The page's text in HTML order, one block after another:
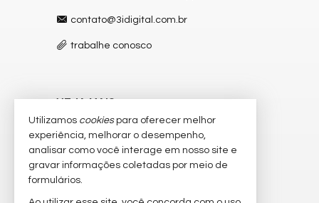
contato@3idigital.com.br
trabalhe conosco
VEJA MAIS
receba nosso newsletter
cadastre seu imóvel
imóveis favoritos
Utilizamos cookiespara oferecer melhor
experiência, melhorar o desempenho,
analisar como você interage em nosso site e
gravar informações coletadas por meio de
formulários.